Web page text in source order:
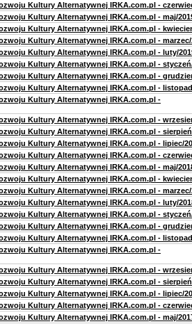
Kultury Alternatywnej IRKA.com.pl -
Kultury Alternatywnej IRKA.com.pl - maj/
Kultury Alternatywnej IRKA.com.pl -
Kultury Alternatywnej IRKA.com.pl - marzec/
Kultury Alternatywnej IRKA.com.pl - luty/
Kultury Alternatywnej IRKA.com.pl -
Kultury Alternatywnej IRKA.com.pl -
Kultury Alternatywnej IRKA.com.pl -
Kultury Alternatywnej IRKA.com.pl -
Kultury Alternatywnej IRKA.com.pl -
Kultury Alternatywnej IRKA.com.pl -
Kultury Alternatywnej IRKA.com.pl - lipiec/
Kultury Alternatywnej IRKA.com.pl -
Kultury Alternatywnej IRKA.com.pl - maj/
Kultury Alternatywnej IRKA.com.pl -
Kultury Alternatywnej IRKA.com.pl - marzec/
Kultury Alternatywnej IRKA.com.pl - luty/
Kultury Alternatywnej IRKA.com.pl -
Kultury Alternatywnej IRKA.com.pl -
Kultury Alternatywnej IRKA.com.pl -
Kultury Alternatywnej IRKA.com.pl -
Kultury Alternatywnej IRKA.com.pl -
Kultury Alternatywnej IRKA.com.pl -
Kultury Alternatywnej IRKA.com.pl - lipiec/
Kultury Alternatywnej IRKA.com.pl -
Kultury Alternatywnej IRKA.com.pl - maj/